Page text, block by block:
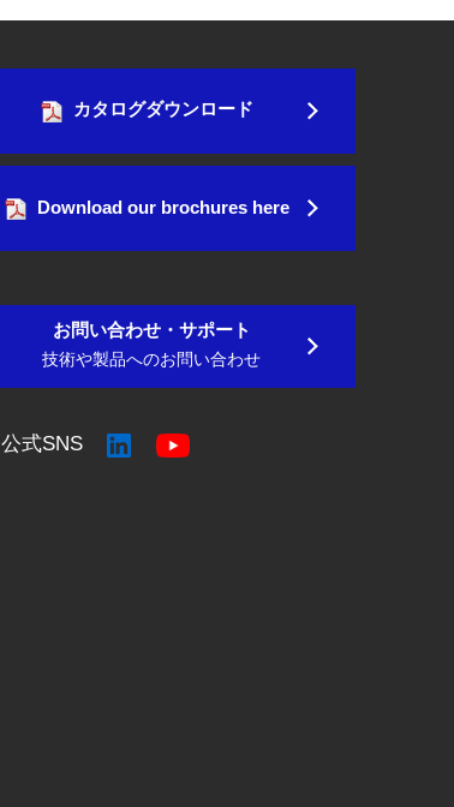
カタログダウンロード
Download our brochures here
お問い合わせ・サポート
技術や製品へのお問い合わせ
公式SNS